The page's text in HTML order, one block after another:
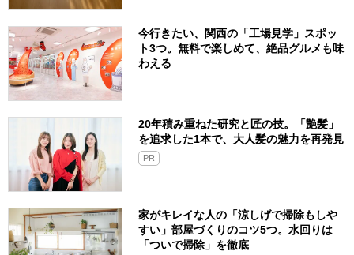
今行きたい、関西の「工場見学」スポッ
ト3つ。無料で楽しめて、絶品グルメも味
わえる
20年積み重ねた研究と匠の技。「艶髪」
を追求した1本で、大人髪の魅力を再発見
PR
家がキレイな人の「涼しげで掃除もしや
すい」部屋づくりのコツ5つ。水回りは
「ついで掃除」を徹底